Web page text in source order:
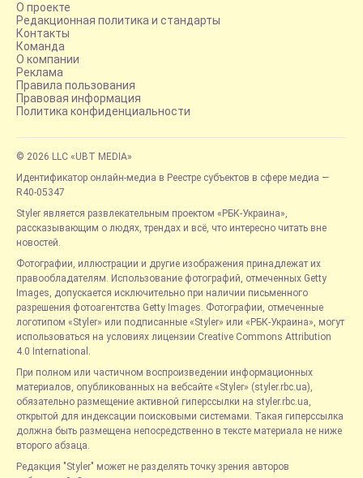
О проекте
Редакционная политика и стандарты
Контакты
Команда
О компании
Реклама
Правила пользования
Правовая информация
Политика конфиденциальности
© 2026 LLC «UBT MEDIA»
Идентификатор онлайн-медиа в Реестре субъектов в сфере медиа —
R40-05347
Styler является развлекательным проектом «РБК-Украина»,
рассказывающим о людях, трендах и всё, что интересно читать вне
новостей.
Фотографии, иллюстрации и другие изображения принадлежат их
правообладателям. Использование фотографий, отмеченных Getty
Images, допускается исключительно при наличии письменного
разрешения фотоагентства Getty Images. Фотографии, отмеченные
логотипом «Styler» или подписанные «Styler» или «РБК-Украина», могут
использоваться на условиях лицензии Creative Commons Attribution
4.0 International.
При полном или частичном воспроизведении информационных
материалов, опубликованных на вебсайте «Styler» (styler.rbc.ua),
обязательно размещение активной гиперссылки на styler.rbc.ua,
открытой для индексации поисковыми системами. Такая гиперссылка
должна быть размещена непосредственно в тексте материала не ниже
второго абзаца.
Редакция "Styler" может не разделять точку зрения авторов